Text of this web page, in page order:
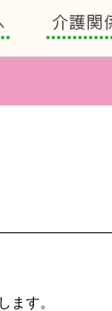
医療関係者の方へ
ます。